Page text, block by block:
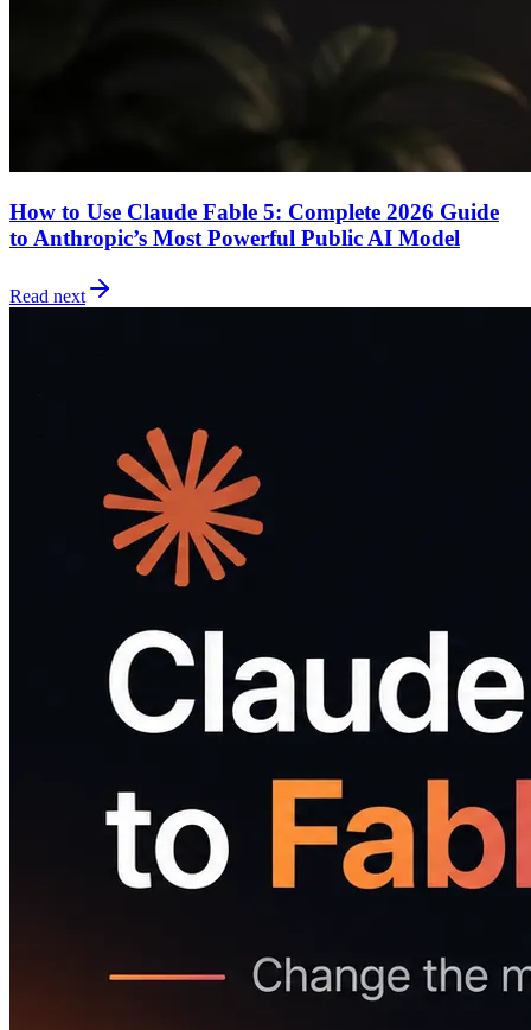
How to Use Claude Fable 5: Complete 2026 Guide
to Anthropic’s Most Powerful Public AI Model
Read next